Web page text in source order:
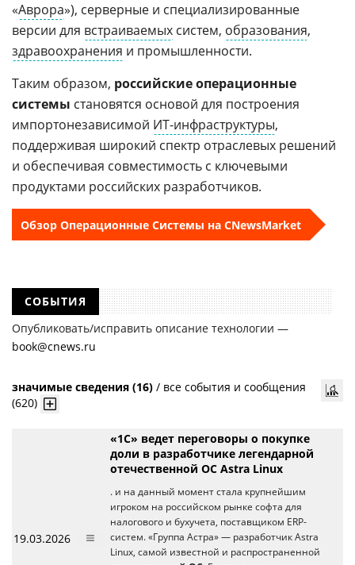
«Аврора»), серверные и специализированные
версии для встраиваемых систем, образования,
здравоохранения и промышленности.
Таким образом, российские операционные
системы становятся основой для построения
импортонезависимой ИТ-инфраструктуры,
поддерживая широкий спектр отраслевых решений
и обеспечивая совместимость с ключевыми
продуктами российских разработчиков.
Обзор Операционные Системы на CNewsMarket
СОБЫТИЯ
Опубликовать/исправить описание технологии —
book@cnews.ru
значимые сведения (16) / все события и сообщения
(620)
19.03.2026
«1С» ведет переговоры о покупке
доли в разработчике легендарной
отечественной ОС Astra Linux
. и на данный момент стала крупнейшим
игроком на российском рынке софта для
налогового и бухучета, поставщиком ERP-
систем. «Группа Астра» — разработчик Astra
Linux, самой известной и распространенной